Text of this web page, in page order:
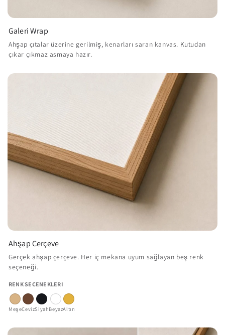
Galeri Wrap
Ahşap çıtalar üzerine gerilmiş, kenarları saran kanvas. Kutudan
çıkar çıkmaz asmaya hazır.
Ahşap Çerçeve
Gerçek ahşap çerçeve. Her iç mekana uyum sağlayan beş renk
seçeneği.
RENK SEÇENEKLERI
MeşeCevizSiyahBeyazAltın